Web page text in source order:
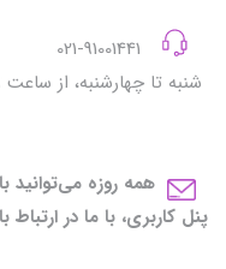
شنبه تا چهارشنبه، از ساعت 9 الی17
همه روزه
پنل کاربری، با ما در ارتباط